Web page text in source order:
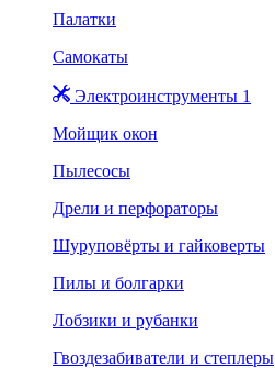
Палатки
Самокаты
Электроинструменты 1
Мойщик окон
Пылесосы
Дрели и перфораторы
Шуруповёрты и гайковерты
Пилы и болгарки
Лобзики и рубанки
Гвоздезабиватели и степлеры